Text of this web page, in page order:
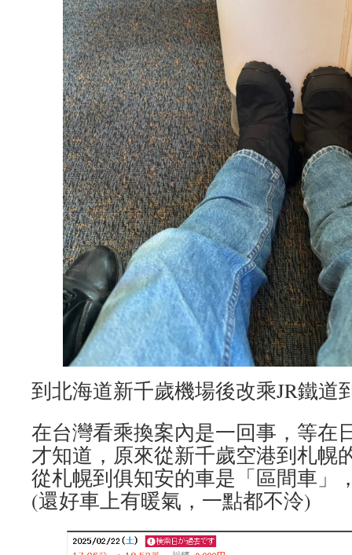
到北海道新千歲機場後改乘JR鐵道
在台灣看乘換案內是一回事，等在
才知道，原來從新千歲空港到札幌
從札幌到俱知安的車是「區間車」
(還好車上有暖氣，一點都不泠)